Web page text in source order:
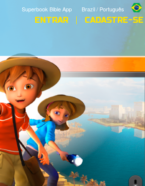
Brazil / Português
Superbook Bible App
ENTRAR CADASTRE-SE